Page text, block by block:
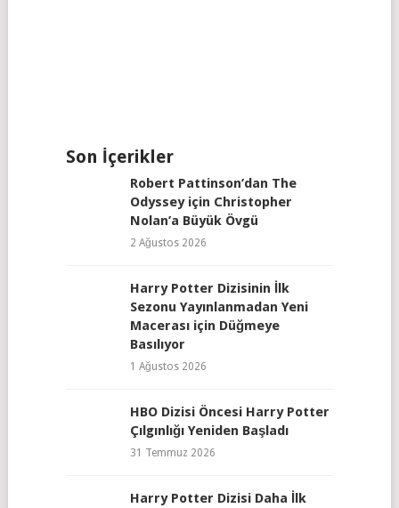
Son İçerikler
Robert Pattinson’dan The
Odyssey için Christopher
Nolan’a Büyük Övgü
2 Ağustos 2026
Harry Potter Dizisinin İlk
Sezonu Yayınlanmadan Yeni
Macerası için Düğmeye
Basılıyor
1 Ağustos 2026
HBO Dizisi Öncesi Harry Potter
Çılgınlığı Yeniden Başladı
31 Temmuz 2026
Harry Potter Dizisi Daha İlk